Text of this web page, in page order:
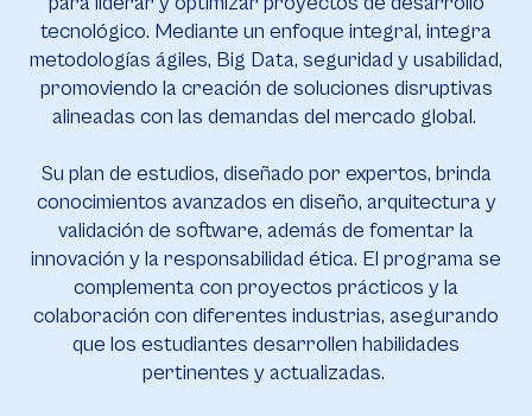
tecnológico. Mediante un enfoque integral, integra
metodologías ágiles, Big Data, seguridad y usabilidad,
promoviendo la creación de soluciones disruptivas
alineadas con las demandas del mercado global.
Su plan de estudios, diseñado por expertos, brinda
conocimientos avanzados en diseño, arquitectura y
validación de software, además de fomentar la
innovación y la responsabilidad ética. El programa se
complementa con proyectos prácticos y la
colaboración con diferentes industrias, asegurando
que los estudiantes desarrollen habilidades
pertinentes y actualizadas.